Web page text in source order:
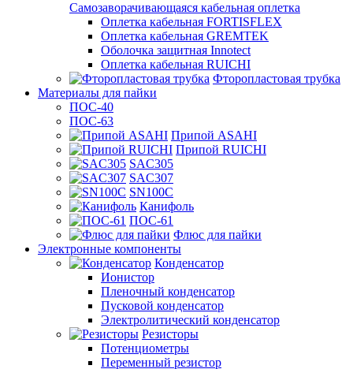
Самозаворачивающаяся кабельная оплетка
Оплетка кабельная FORTISFLEX
Оплетка кабельная GREMTEK
Оболочка защитная Innotect
Оплетка кабельная RUICHI
Фторопластовая трубка
Материалы для пайки
ПОС-40
ПОС-63
Припой ASAHI
Припой RUICHI
SAC305
SAC307
SN100C
Канифоль
ПОС-61
Флюс для пайки
Электронные компоненты
Конденсатор
Ионистор
Пленочный конденсатор
Пусковой конденсатор
Электролитический конденсатор
Резисторы
Потенциометры
Переменный резистор